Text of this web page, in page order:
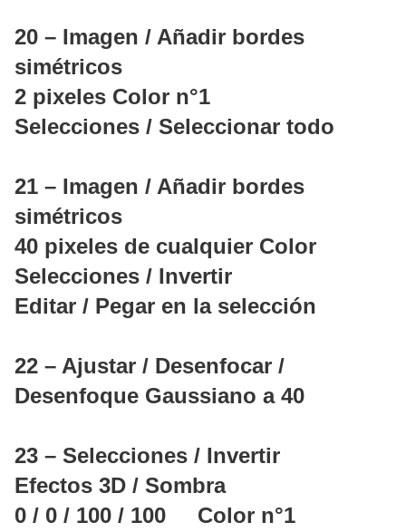
20 – Imagen / Añadir bordes
simétricos
2 pixeles Color n°1
Selecciones / Seleccionar todo
21 – Imagen / Añadir bordes
simétricos
40 pixeles de cualquier Color
Selecciones / Invertir
Editar / Pegar en la selección
22 – Ajustar / Desenfocar /
Desenfoque Gaussiano a 40
23 – Selecciones / Invertir
Efectos 3D / Sombra
0 / 0 / 100 / 100 Color n°1